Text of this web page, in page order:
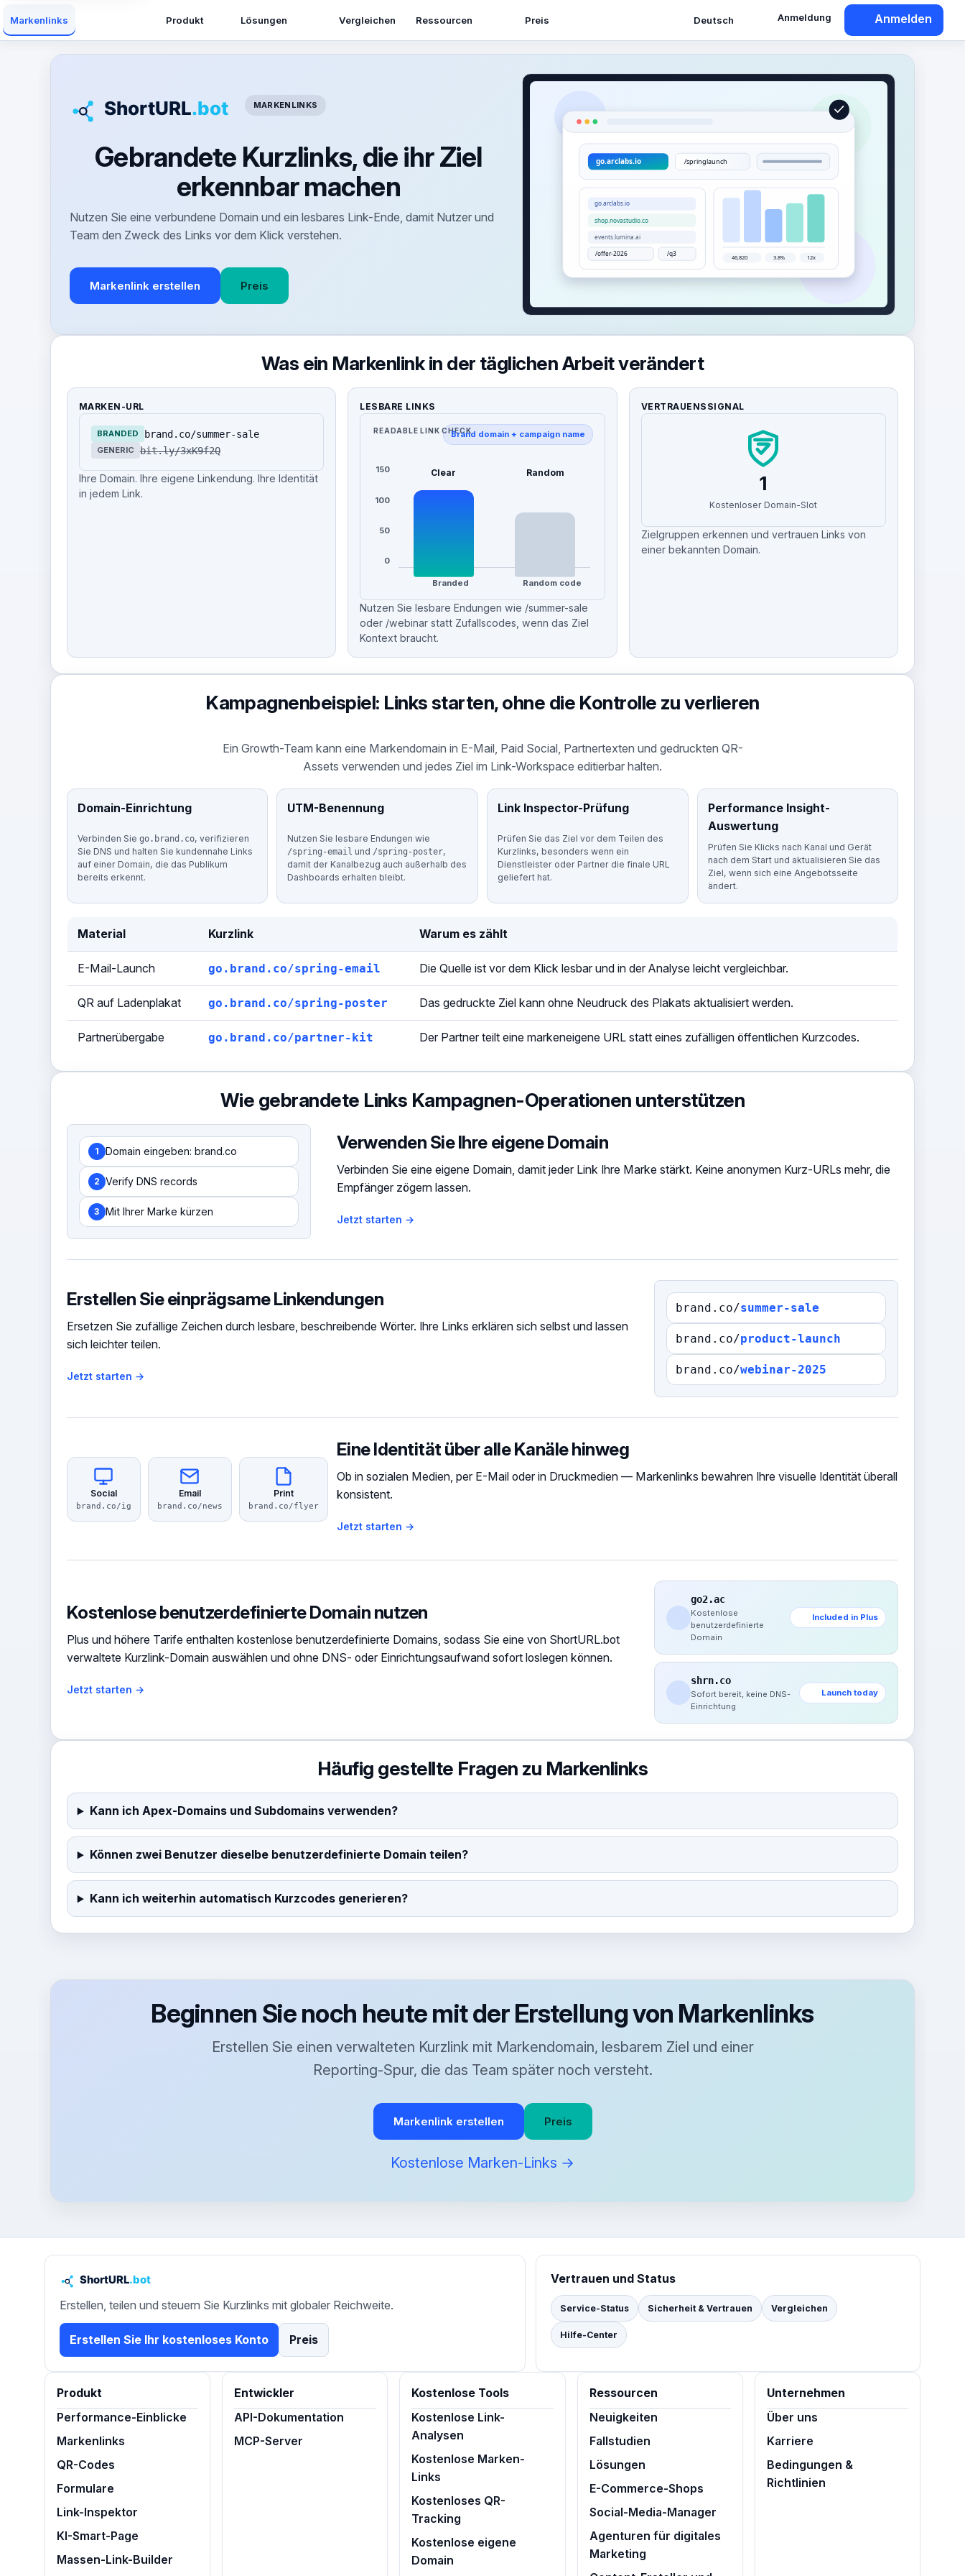
Markenlinks Produkt Lösungen Vergleichen Ressourcen Preis Deutsch Anmeldung Anmelden
MARKENLINKS
Gebrandete Kurzlinks, die ihr Ziel
erkennbar machen
Nutzen Sie eine verbundene Domain und ein lesbares Link-Ende, damit Nutzer und
Team den Zweck des Links vor dem Klick verstehen.
Markenlink erstellen Preis
Was ein Markenlink in der täglichen Arbeit verändert
MARKEN-URL
BRANDED brand.co/summer-sale
GENERIC bit.ly/3xK9f2Q
Ihre Domain. Ihre eigene Linkendung. Ihre Identität
in jedem Link.
LESBARE LINKS
READABLE LINK CHECKBrand domain + campaign name
150
100
50
0
Clear
Branded
Random
Random code
Nutzen Sie lesbare Endungen wie /summer-sale
oder /webinar statt Zufallscodes, wenn das Ziel
Kontext braucht.
VERTRAUENSSIGNAL
1
Kostenloser Domain-Slot
Zielgruppen erkennen und vertrauen Links von
einer bekannten Domain.
Kampagnenbeispiel: Links starten, ohne die Kontrolle zu verlieren
Ein Growth-Team kann eine Markendomain in E-Mail, Paid Social, Partnertexten und gedruckten QR-
Assets verwenden und jedes Ziel im Link-Workspace editierbar halten.
Domain-Einrichtung
Verbinden Sie go.brand.co, verifizieren
Sie DNS und halten Sie kundennahe Links
auf einer Domain, die das Publikum
bereits erkennt.
UTM-Benennung
Nutzen Sie lesbare Endungen wie
/spring-email und /spring-poster,
damit der Kanalbezug auch außerhalb des
Dashboards erhalten bleibt.
Link Inspector-Prüfung
Prüfen Sie das Ziel vor dem Teilen des
Kurzlinks, besonders wenn ein
Dienstleister oder Partner die finale URL
geliefert hat.
Performance Insight-
Auswertung
Prüfen Sie Klicks nach Kanal und Gerät
nach dem Start und aktualisieren Sie das
Ziel, wenn sich eine Angebotsseite
ändert.
Material Kurzlink Warum es zählt
E-Mail-Launch go.brand.co/spring-email Die Quelle ist vor dem Klick lesbar und in der Analyse leicht vergleichbar.
QR auf Ladenplakat go.brand.co/spring-poster Das gedruckte Ziel kann ohne Neudruck des Plakats aktualisiert werden.
Partnerübergabe go.brand.co/partner-kit Der Partner teilt eine markeneigene URL statt eines zufälligen öffentlichen Kurzcodes.
Wie gebrandete Links Kampagnen-Operationen unterstützen
1 Domain eingeben: brand.co
2 Verify DNS records
3 Mit Ihrer Marke kürzen
Verwenden Sie Ihre eigene Domain
Verbinden Sie eine eigene Domain, damit jeder Link Ihre Marke stärkt. Keine anonymen Kurz-URLs mehr, die
Empfänger zögern lassen.
Jetzt starten →
brand.co/summer-sale
brand.co/product-launch
brand.co/webinar-2025
Erstellen Sie einprägsame Linkendungen
Ersetzen Sie zufällige Zeichen durch lesbare, beschreibende Wörter. Ihre Links erklären sich selbst und lassen
sich leichter teilen.
Jetzt starten →
Social
brand.co/ig
Email
brand.co/news
Print
brand.co/flyer
Eine Identität über alle Kanäle hinweg
Ob in sozialen Medien, per E-Mail oder in Druckmedien — Markenlinks bewahren Ihre visuelle Identität überall
konsistent.
Jetzt starten →
go2.ac
Kostenlose
benutzerdefinierte
Domain
Included in Plus
shrn.co
Sofort bereit, keine DNS-
Einrichtung
Launch today
Kostenlose benutzerdefinierte Domain nutzen
Plus und höhere Tarife enthalten kostenlose benutzerdefinierte Domains, sodass Sie eine von ShortURL.bot
verwaltete Kurzlink-Domain auswählen und ohne DNS- oder Einrichtungsaufwand sofort loslegen können.
Jetzt starten →
Häufig gestellte Fragen zu Markenlinks
Kann ich Apex-Domains und Subdomains verwenden?
Können zwei Benutzer dieselbe benutzerdefinierte Domain teilen?
Kann ich weiterhin automatisch Kurzcodes generieren?
Beginnen Sie noch heute mit der Erstellung von Markenlinks
Erstellen Sie einen verwalteten Kurzlink mit Markendomain, lesbarem Ziel und einer
Reporting-Spur, die das Team später noch versteht.
Markenlink erstellen Preis
Kostenlose Marken-Links →
Erstellen, teilen und steuern Sie Kurzlinks mit globaler Reichweite.
Erstellen Sie Ihr kostenloses Konto Preis
Vertrauen und Status
Service-Status Sicherheit & Vertrauen Vergleichen
Hilfe-Center
Produkt
Performance-Einblicke
Markenlinks
QR-Codes
Formulare
Link-Inspektor
KI-Smart-Page
Massen-Link-Builder
Entwickler
API-Dokumentation
MCP-Server
Kostenlose Tools
Kostenlose Link-
Analysen
Kostenlose Marken-
Links
Kostenloses QR-
Tracking
Kostenlose eigene
Domain
Ressourcen
Neuigkeiten
Fallstudien
Lösungen
E-Commerce-Shops
Social-Media-Manager
Agenturen für digitales
Marketing
Unternehmen
Über uns
Karriere
Bedingungen &
Richtlinien